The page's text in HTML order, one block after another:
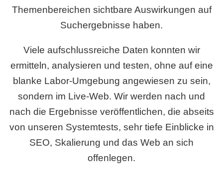
Themenbereichen sichtbare Auswirkungen auf
Suchergebnisse haben.
Viele aufschlussreiche Daten konnten wir
ermitteln, analysieren und testen, ohne auf eine
blanke Labor-Umgebung angewiesen zu sein,
sondern im Live-Web. Wir werden nach und
nach die Ergebnisse veröffentlichen, die abseits
von unseren Systemtests, sehr tiefe Einblicke in
SEO, Skalierung und das Web an sich
offenlegen.